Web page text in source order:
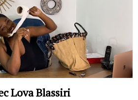
Lova Blassiri